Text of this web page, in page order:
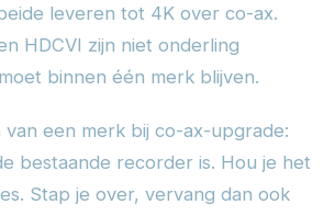
leveren tot 4K over co-ax.
HDCVI zijn niet onderling
binnen één merk blijven.
een merk bij co-ax-upgrade:
bestaande recorder is. Hou je het
Stap je over, vervang dan ook